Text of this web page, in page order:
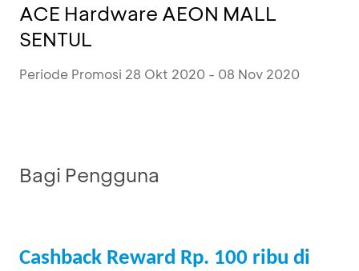
ACE Hardware AEON MALL
SENTUL
Periode Promosi 28 Okt 2020 - 08 Nov 2020
Bagi Pengguna
Cashback Reward Rp. 100 ribu di